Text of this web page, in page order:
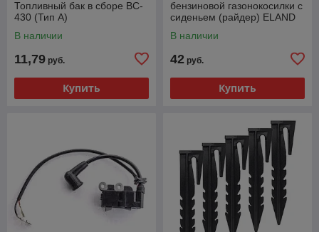
Топливный бак в сборе BC-
430 (Тип А)
В наличии
11,79 руб.
Купить
бензиновой газонокосилки с
сиденьем (райдер) ELAND
В наличии
42 руб.
Купить